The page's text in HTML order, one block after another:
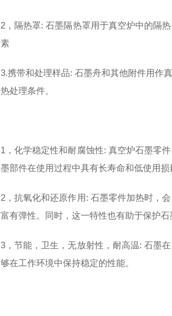
2，隔热罩: 石墨隔热罩用于真空炉中的隔
素
3.携带和处理样品: 石墨舟和其他附件用作
热处理条件。
1，化学稳定性和耐腐蚀性: 真空炉石墨零
墨部件在使用过程中具有长寿命和低使用损
2，抗氧化和还原作用: 石墨零件加热时，
富有弹性。同时，这一特性也有助于保护
3，节能，卫生，无放射性，耐高温: 石墨
够在工作环境中保持稳定的性能。